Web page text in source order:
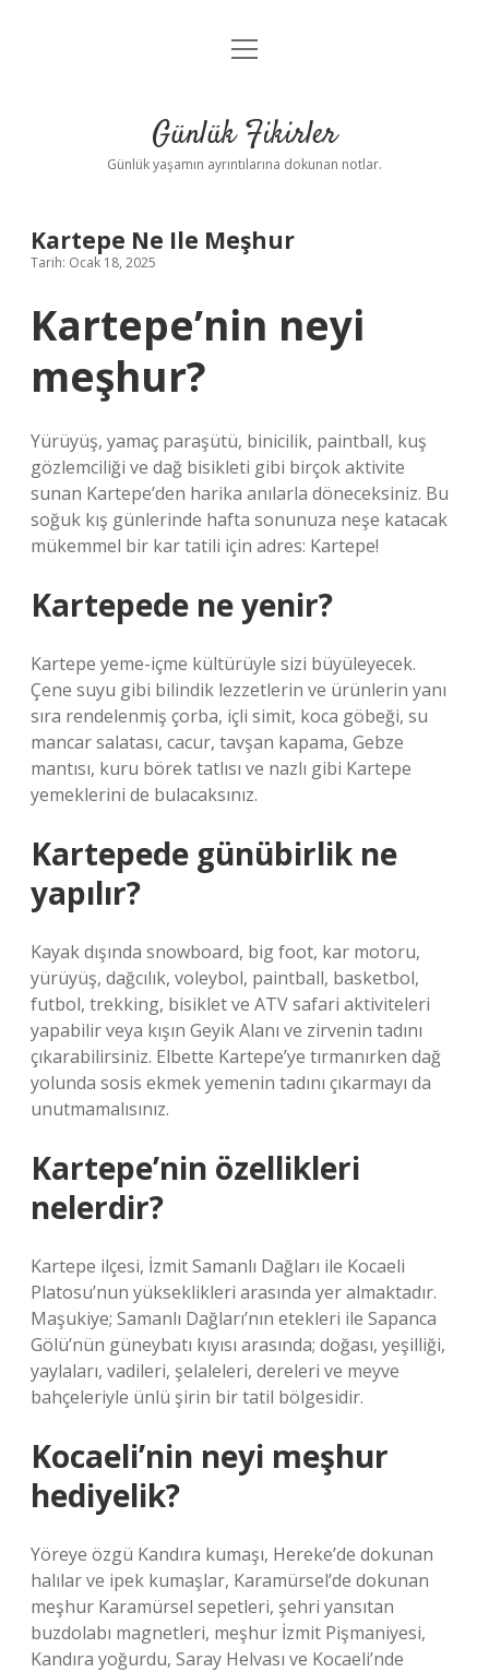
Anasayfa
Yasal Uyarı
menüyü
Günlük Fikirler
Günlük yaşamın ayrıntılarına dokunan notlar.
Kartepe Ne Ile Meşhur
Tarih: Ocak 18, 2025
Kartepe’nin neyi
meşhur?
Yürüyüş, yamaç paraşütü, binicilik, paintball, kuş
gözlemciliği ve dağ bisikleti gibi birçok aktivite
sunan Kartepe’den harika anılarla döneceksiniz. Bu
soğuk kış günlerinde hafta sonunuza neşe katacak
mükemmel bir kar tatili için adres: Kartepe!
Kartepede ne yenir?
Kartepe yeme-içme kültürüyle sizi büyüleyecek.
Çene suyu gibi bilindik lezzetlerin ve ürünlerin yanı
sıra rendelenmiş çorba, içli simit, koca göbeği, su
mancar salatası, cacur, tavşan kapama, Gebze
mantısı, kuru börek tatlısı ve nazlı gibi Kartepe
yemeklerini de bulacaksınız.
Kartepede günübirlik ne
yapılır?
Kayak dışında snowboard, big foot, kar motoru,
yürüyüş, dağcılık, voleybol, paintball, basketbol, ​​
futbol, ​​trekking, bisiklet ve ATV safari aktiviteleri
yapabilir veya kışın Geyik Alanı ve zirvenin tadını
çıkarabilirsiniz. Elbette Kartepe’ye tırmanırken dağ
yolunda sosis ekmek yemenin tadını çıkarmayı da
unutmamalısınız.
Kartepe’nin özellikleri
nelerdir?
Kartepe ilçesi, İzmit Samanlı Dağları ile Kocaeli
Platosu’nun yükseklikleri arasında yer almaktadır.
Maşukiye; Samanlı Dağları’nın etekleri ile Sapanca
Gölü’nün güneybatı kıyısı arasında; doğası, yeşilliği,
yaylaları, vadileri, şelaleleri, dereleri ve meyve
bahçeleriyle ünlü şirin bir tatil bölgesidir.
Kocaeli’nin neyi meşhur
hediyelik?
Yöreye özgü Kandıra kumaşı, Hereke’de dokunan
halılar ve ipek kumaşlar, Karamürsel’de dokunan
meşhur Karamürsel sepetleri, şehri yansıtan
buzdolabı magnetleri, meşhur İzmit Pişmaniyesi,
Kandıra yoğurdu, Saray Helvası ve Kocaeli’nde